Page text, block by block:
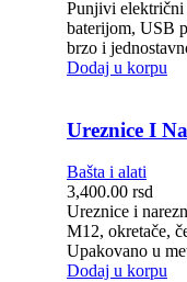
Punjivi
baterijom, USB
brzo i
Dodaj u korpu
Ureznice I
Bašta i alati
3,400.00 rsd
Ureznice i
M12, okretače,
Upakovano u
Dodaj u korpu